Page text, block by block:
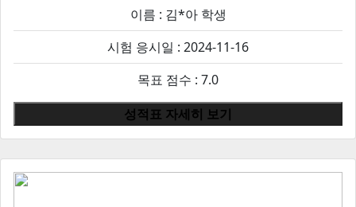
이름 : 김*아학생
시험 응시일 : 2024-11-16
목표 점수 : 7.0
성적표 자세히 보기